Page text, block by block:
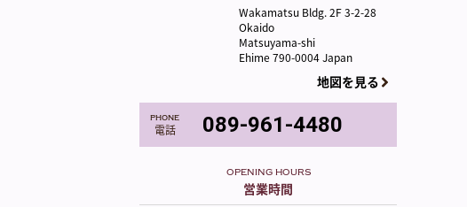
Wakamatsu Bldg. 2F 3-2-28
Okaido
Matsuyama-shi
Ehime 790-0004 Japan
地図を見る
phone
電話 089-961-4480
OPENING HOURS
営業時間